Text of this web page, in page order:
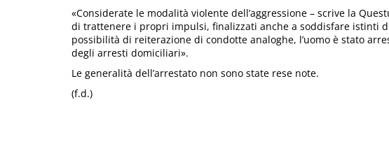
«Considerate le modalità violente dell’aggressione – scrive la
di trattenere i propri impulsi, finalizzati anche a soddisfare istinti
possibilità di reiterazione di condotte analoghe, l’uomo è stato
degli arresti domiciliari».
Le generalità dell’arrestato non sono state rese note.
(f.d.)